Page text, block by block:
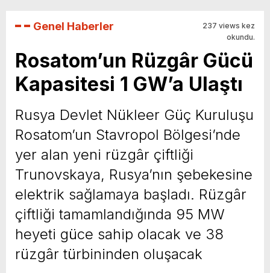
Genel Haberler
237 views kez
okundu.
Rosatom’un Rüzgâr Gücü
Kapasitesi 1 GW’a Ulaştı
Rusya Devlet Nükleer Güç Kuruluşu
Rosatom’un Stavropol Bölgesi’nde
yer alan yeni rüzgâr çiftliği
Trunovskaya, Rusya’nın şebekesine
elektrik sağlamaya başladı. Rüzgâr
çiftliği tamamlandığında 95 MW
heyeti güce sahip olacak ve 38
rüzgâr türbininden oluşacak